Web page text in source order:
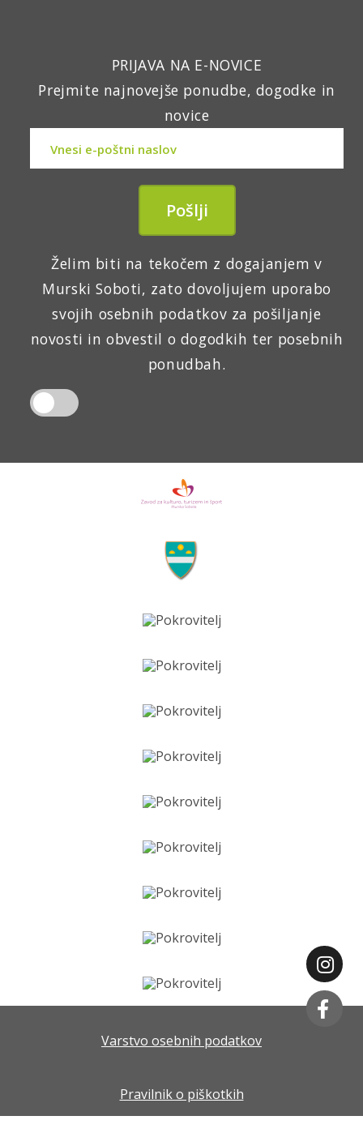
PRIJAVA NA E-NOVICE
Prejmite najnovejše ponudbe, dogodke in
novice
Želim biti na tekočem z dogajanjem v
Murski Soboti, zato dovoljujem uporabo
svojih osebnih podatkov za pošiljanje
novosti in obvestil o dogodkih ter posebnih
ponudbah.
Varstvo osebnih podatkov
Pravilnik o piškotkih